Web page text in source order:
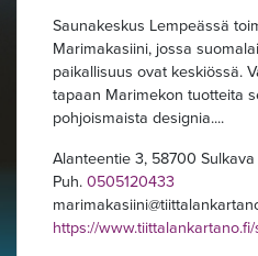
Saunakeskus Lempeässä
Marimakasiini, jossa
paikallisuus ovat keskiössä.
tapaan Marimekon tuotteita
pohjoismaista designia....
Alanteentie 3, 58700 Sulkava
Puh.0505120433
marimakasiini
https://